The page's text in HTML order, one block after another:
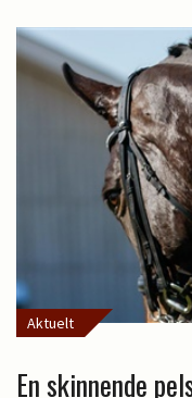
Aktuelt
En skinnende